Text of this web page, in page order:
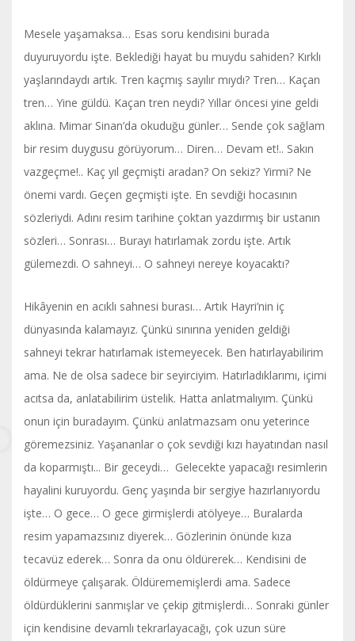
Mesele yaşamaksa… Esas soru kendisini burada
duyuruyordu işte. Beklediği hayat bu muydu sahiden? Kırklı
yaşlarındaydı artık. Tren kaçmış sayılır mıydı? Tren… Kaçan
tren… Yine güldü. Kaçan tren neydi? Yıllar öncesi yine geldi
aklına. Mimar Sinan’da okuduğu günler… Sende çok sağlam
bir resim duygusu görüyorum… Diren… Devam et!.. Sakın
vazgeçme!.. Kaç yıl geçmişti aradan? On sekiz? Yirmi? Ne
önemi vardı. Geçen geçmişti işte. En sevdiği hocasının
sözleriydi. Adını resim tarihine çoktan yazdırmış bir ustanın
sözleri… Sonrası… Burayı hatırlamak zordu işte. Artık
gülemezdi. O sahneyi… O sahneyi nereye koyacaktı?
Hikâyenin en acıklı sahnesi burası… Artık Hayri’nin iç
dünyasında kalamayız. Çünkü sınırına yeniden geldiği
sahneyi tekrar hatırlamak istemeyecek. Ben hatırlayabilirim
ama. Ne de olsa sadece bir seyirciyim. Hatırladıklarımı, içimi
acıtsa da, anlatabilirim üstelik. Hatta anlatmalıyım. Çünkü
onun için buradayım. Çünkü anlatmazsam onu yeterince
göremezsiniz. Yaşananlar o çok sevdiği kızı hayatından nasıl
da koparmıştı... Bir geceydi… Gelecekte yapacağı resimlerin
hayalini kuruyordu. Genç yaşında bir sergiye hazırlanıyordu
işte… O gece… O gece girmişlerdi atölyeye… Buralarda
resim yapamazsınız diyerek… Gözlerinin önünde kıza
tecavüz ederek… Sonra da onu öldürerek… Kendisini de
öldürmeye çalışarak. Öldürememişlerdi ama. Sadece
öldürdüklerini sanmışlar ve çekip gitmişlerdi… Sonraki günler
için kendisine devamlı tekrarlayacağı, çok uzun süre